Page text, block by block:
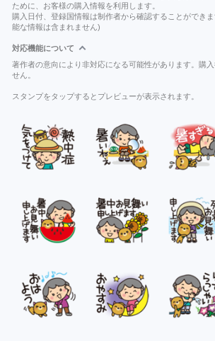
ために、お客様の購入情報を利用します。
購入日付、登録国情報は制作者から確認することができ
能な情報は含まれません)
対応機能について
著作者の意向により非対応になる可能性があります。購
せん。
スタンプをタップするとプレビューが表示されます。